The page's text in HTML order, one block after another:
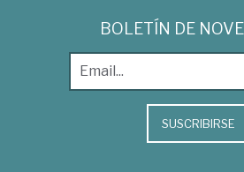
BOLETÍN DE
SUSCRIBIRSE